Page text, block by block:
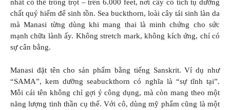
nhất có thể trồng trọt – trên 6.000 feet, nơi cây cỏ tích tụ dưỡng
chất quý hiếm để sinh tồn. Sea buckthorn, loài cây tái sinh làn da
mà Manasi từng dùng khi mang thai là minh chứng cho sức
mạnh chữa lành ấy. Không stretch mark, không kích ứng, chỉ có
sự cân bằng.
Manasi đặt tên cho sản phẩm bằng tiếng Sanskrit. Ví dụ như
“SAMA”, kem dưỡng seabuckthorn có nghĩa là “sự tĩnh tại”.
Mỗi cái tên không chỉ gợi ý công dụng, mà còn mang theo một
năng lượng tinh thần cụ thể. Với cô, dùng mỹ phẩm cũng là một